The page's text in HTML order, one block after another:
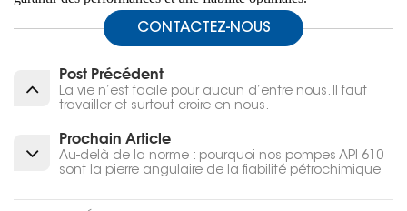
CONTACTEZ-NOUS
Post Précédent
La vie n’est facile pour aucun d’entre nous. Il faut
travailler et surtout croire en nous.
Prochain Article
Au-delà de la norme : pourquoi nos pompes API 610
sont la pierre angulaire de la fiabilité pétrochimique